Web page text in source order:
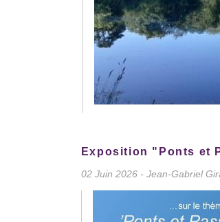
Exposition "Ponts et
02 Juin 2026 - Jean-Gabriel